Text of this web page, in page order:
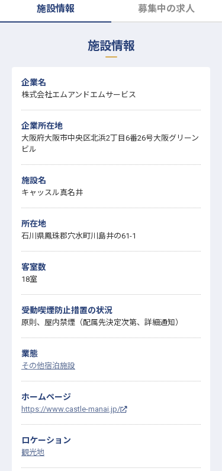
施設情報 募集中の求人
施設情報
企業名
株式会社エムアンドエムサービス
企業所在地
大阪府大阪市中央区北浜2丁目6番26号大阪グリーン
ビル
施設名
キャッスル真名井
所在地
石川県鳳珠郡穴水町川島井の61-1
客室数
18室
受動喫煙防止措置の状況
原則、屋内禁煙（配属先決定次第、詳細通知）
業態
その他宿泊施設
ホームページ
https://www.castle-manai.jp/
ロケーション
観光地